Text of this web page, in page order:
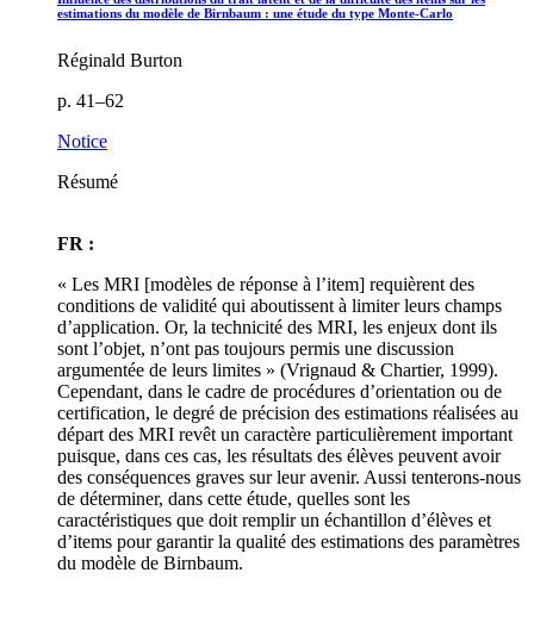
estimations du modèle de Birnbaum : une étude du type Monte-Carlo
Réginald Burton
p. 41–62
Notice
Résumé
FR :
« Les MRI [modèles de réponse à l’item] requièrent des
conditions de validité qui aboutissent à limiter leurs champs
d’application. Or, la technicité des MRI, les enjeux dont ils
sont l’objet, n’ont pas toujours permis une discussion
argumentée de leurs limites » (Vrignaud & Chartier, 1999).
Cependant, dans le cadre de procédures d’orientation ou de
certification, le degré de précision des estimations réalisées au
départ des MRI revêt un caractère particulièrement important
puisque, dans ces cas, les résultats des élèves peuvent avoir
des conséquences graves sur leur avenir. Aussi tenterons-nous
de déterminer, dans cette étude, quelles sont les
caractéristiques que doit remplir un échantillon d’élèves et
d’items pour garantir la qualité des estimations des paramètres
du modèle de Birnbaum.